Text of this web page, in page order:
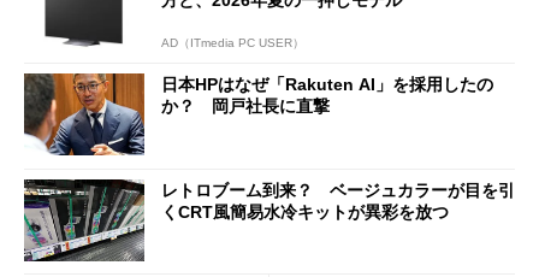
AD（ITmedia PC USER）
日本HPはなぜ「Rakuten AI」を採用したの
か？ 岡戸社長に直撃
レトロブーム到来？ ベージュカラーが目を引
くCRT風簡易水冷キットが異彩を放つ